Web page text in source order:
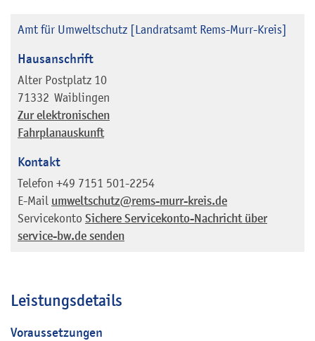
Amt für Umweltschutz [Landratsamt Rems-Murr-Kreis]
Hausanschrift
Alter Postplatz 10
71332 Waiblingen
Zur elektronischen
Fahrplanauskunft
Kontakt
Telefon +49 7151 501-2254
E-Mail umweltschutz@rems-murr-kreis.de
Servicekonto Sichere Servicekonto-Nachricht über
service-bw.de senden
Leistungsdetails
Voraussetzungen